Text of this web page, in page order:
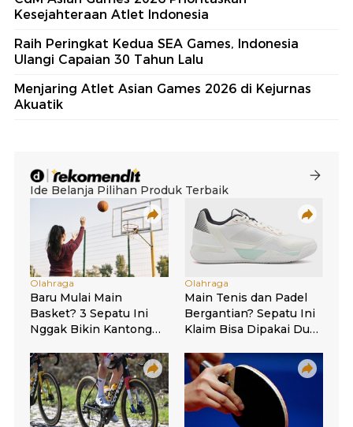
Kesejahteraan Atlet Indonesia
Raih Peringkat Kedua SEA Games, Indonesia
Ulangi Capaian 30 Tahun Lalu
Menjaring Atlet Asian Games 2026 di Kejurnas
Akuatik